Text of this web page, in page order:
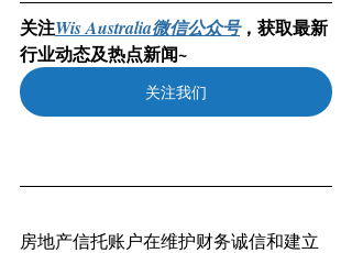
关注Wis Australia微信公众号，获取最新
行业动态及热点新闻~
关注我们
房地产信托账户在维护财务诚信和建立